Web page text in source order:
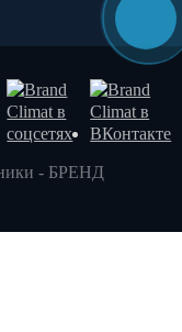
- БРЕНД